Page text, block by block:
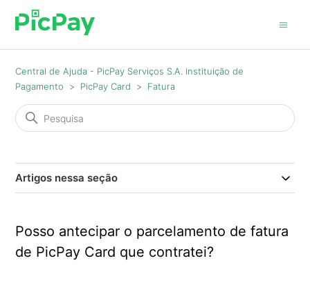
Central de Ajuda - PicPay Serviços S.A. Instituição de
Pagamento
PicPay Card Fatura
Artigos nessa seção
Posso antecipar o parcelamento de fatura
de PicPay Card que contratei?